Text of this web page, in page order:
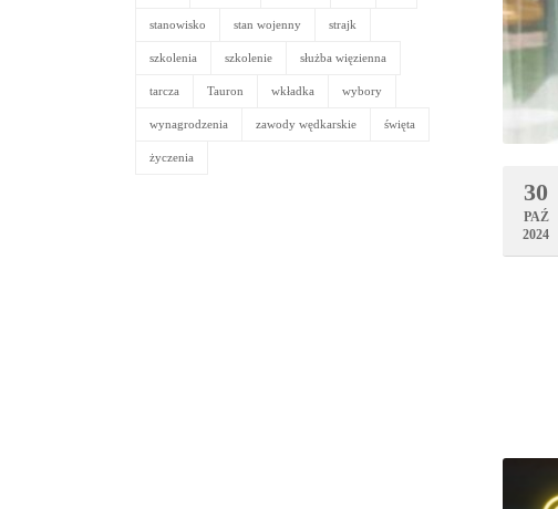
30
PAŹ
2024
stanowisko stan wojenny strajk
szkolenia szkolenie służba więzienna
tarcza Tauron wkładka wybory
wynagrodzenia zawody wędkarskie święta
życzenia